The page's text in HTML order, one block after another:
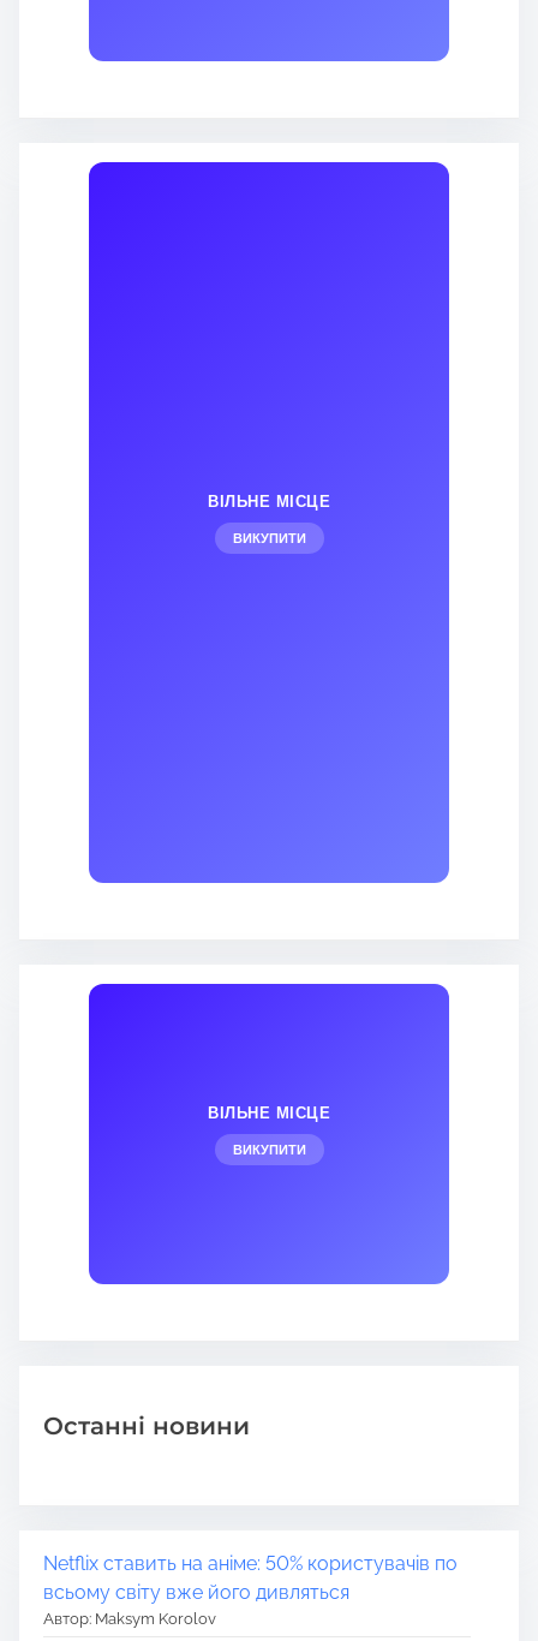
ВІЛЬНЕ МІСЦЕ
ВИКУПИТИ
ВІЛЬНЕ МІСЦЕ
ВИКУПИТИ
Останні новини
Netflix ставить на аніме: 50% користувачів по
всьому світу вже його дивляться
Автор: Maksym Korolov